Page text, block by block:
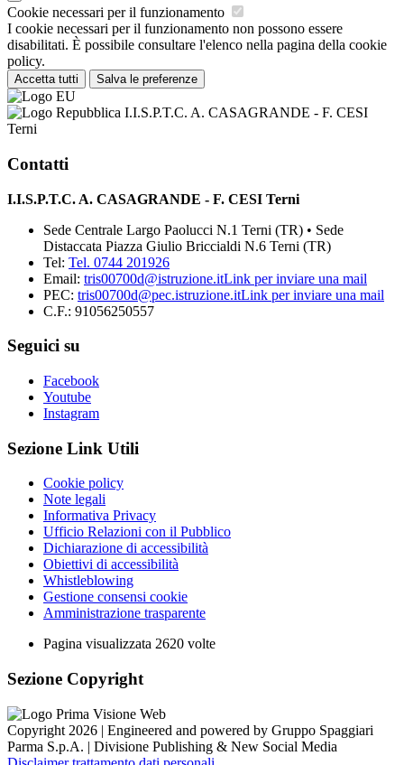
Cookie necessari per il funzionamento
I cookie necessari per il funzionamento non possono essere
disabilitati. È possibile consultare l'elenco nella pagina della cookie
policy.
Accetta tutti Salva le preferenze
I.I.S.P.T.C. A. CASAGRANDE - F. CESI
Terni
Contatti
I.I.S.P.T.C. A. CASAGRANDE - F. CESI Terni
Sede Centrale Largo Paolucci N.1 Terni (TR) • Sede
Distaccata Piazza Giulio Briccialdi N.6 Terni (TR)
Tel: Tel. 0744 201926
Email: tris00700d@istruzione.itLink per inviare una mail
PEC: tris00700d@pec.istruzione.itLink per inviare una mail
C.F.: 91056250557
Seguici su
Facebook
Youtube
Instagram
Sezione Link Utili
Cookie policy
Note legali
Informativa Privacy
Ufficio Relazioni con il Pubblico
Dichiarazione di accessibilità
Obiettivi di accessibilità
Whistleblowing
Gestione consensi cookie
Amministrazione trasparente
Pagina visualizzata 2620 volte
Sezione Copyright
Copyright 2026 | Engineered and powered by Gruppo Spaggiari
Parma S.p.A. | Divisione Publishing & New Social Media